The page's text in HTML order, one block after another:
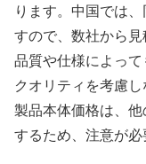
ります。中国では
すので、数社から見
品質や仕様によって
クオリティを考慮
製品本体価格は、
するため、注意が必